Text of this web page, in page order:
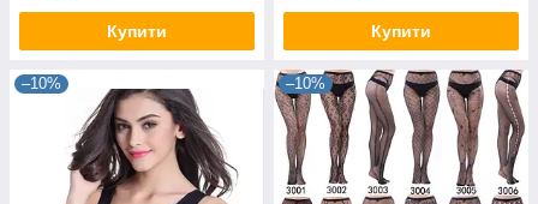
Купити Купити
–10% –10%